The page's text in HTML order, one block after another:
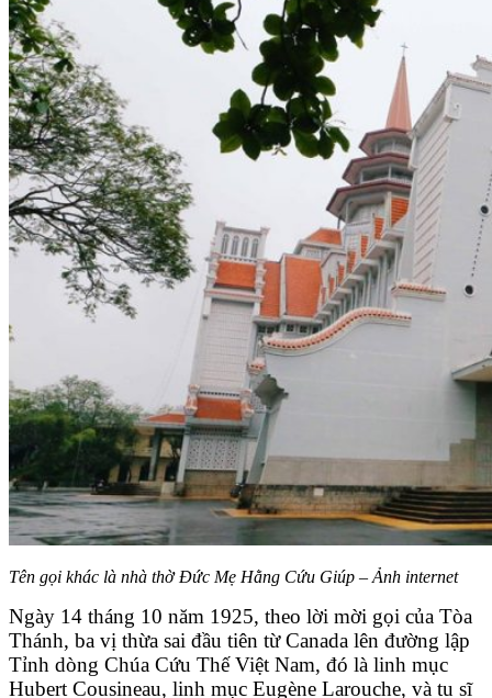
Tên gọi khác là nhà thờ Đức Mẹ Hằng Cứu Giúp – Ảnh internet
Ngày 14 tháng 10 năm 1925, theo lời mời gọi của Tòa
Thánh, ba vị thừa sai đầu tiên từ Canada lên đường lập
Tỉnh dòng Chúa Cứu Thế Việt Nam, đó là linh mục
Hubert Cousineau, linh mục Eugène Larouche, và tu sĩ